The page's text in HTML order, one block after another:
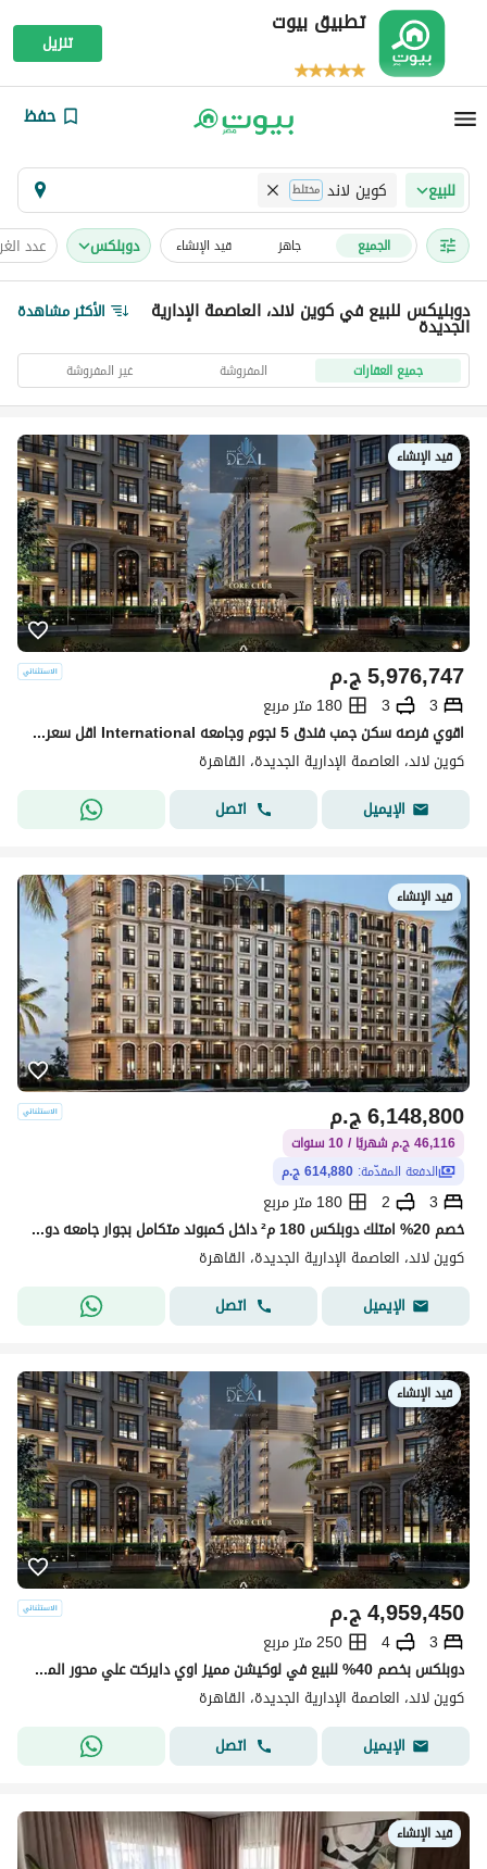
تطبيق بيوت
تنزيل
حفظ
للبيع كوين لاند مختلط
الجميع جاهز قيد الإنشاء دوبلكس عدد
دوبليكس للبيع في كوين لاند، العاصمة الإدارية
الجديدة الأكثر مشاهدة
جميع العقارات المفروشة غير المفروشة
قيد الإنشاء
ج.م5,976,747
3
3
180 متر مربع
اقوي فرصه سكن جمب فندق 5 نجوم وجامعه International اقل سعر واحسن لوكيشن في ال r8
كوين لاند، العاصمة الإدارية الجديدة، القاهرة
الإيميل
اتصل
قيد الإنشاء
ج.م6,148,800
46,116 ج.م شهريًا / 10 سنوات
الدفعة المقدّمة: 614,880 ج.م
3
2
180 متر مربع
خصم 20% امتلك دوبلكس 180 م² داخل كمبوند متكامل بجوار جامعه دوليه و فندق خمس نجوم مع Club House مجانًا وتقسيط حتى 10 سنوات فى العاصمه الاداريه
كوين لاند، العاصمة الإدارية الجديدة، القاهرة
الإيميل
اتصل
قيد الإنشاء
ج.م4,959,450
3
4
250 متر مربع
دوبلكس بخصم 40% للبيع في لوكيشن مميز اوي دايركت علي محور المطار بجوار الفندق والجامعة الانترناشونال وتاني نمره من النادي في ال R8 بالعاصمة الادارية
كوين لاند، العاصمة الإدارية الجديدة، القاهرة
الإيميل
اتصل
قيد الإنشاء